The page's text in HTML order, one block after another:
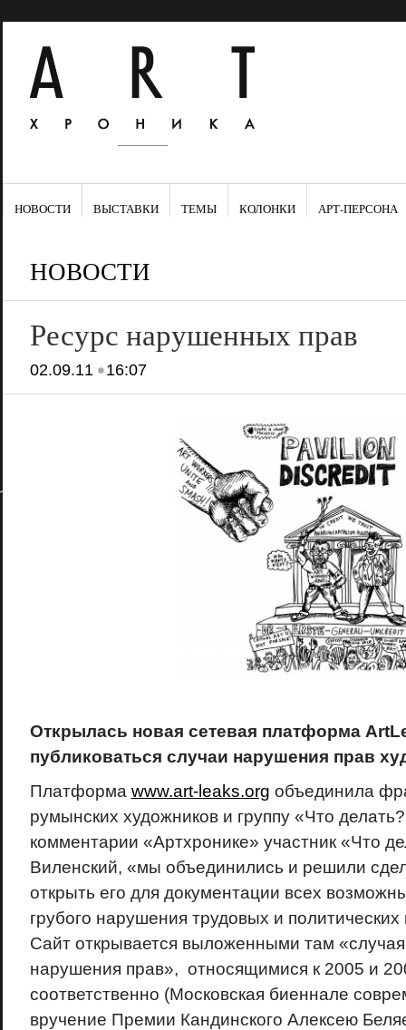
НОВОСТИ ВЫСТАВКИ ТЕМЫ КОЛОНКИ АРТ-ПЕРСОНА
НОВОСТИ
Ресурс нарушенных прав
02.09.11•16:07
Открылась новая сетевая платформа
публиковаться случаи нарушения прав
Платформа www.art-leaks.org объединила
румынских художников и группу «Что
комментарии «Артхронике» участник «Что
Виленский, «мы объединились и решили
открыть его для документации всех
грубого нарушения трудовых и
Сайт открывается выложенными там
нарушения прав», относящимися к 2005 и
соответственно (Московская биеннале
вручение Премии Кандинского Алексею